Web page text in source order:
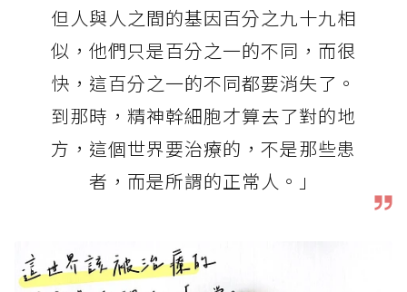
但人與人之間的基因百分之九十九相
似，他們只是百分之一的不同，而很
快，這百分之一的不同都要消失了。
到那時，精神幹細胞才算去了對的地
方，這個世界要治療的，不是那些患
者，而是所謂的正常人。」